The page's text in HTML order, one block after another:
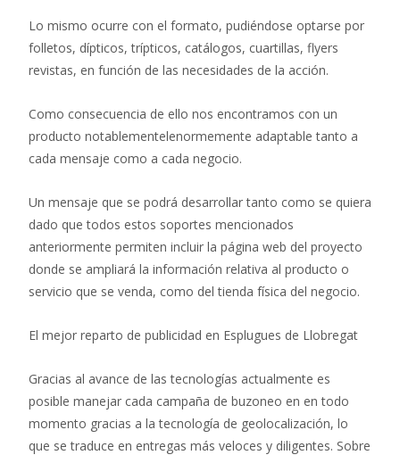
Lo mismo ocurre con el formato, pudiéndose optarse por
folletos, dípticos, trípticos, catálogos, cuartillas, flyers
revistas, en función de las necesidades de la acción.
Como consecuencia de ello nos encontramos con un
producto notablementelenormemente adaptable tanto a
cada mensaje como a cada negocio.
Un mensaje que se podrá desarrollar tanto como se quiera
dado que todos estos soportes mencionados
anteriormente permiten incluir la página web del proyecto
donde se ampliará la información relativa al producto o
servicio que se venda, como del tienda física del negocio.
El mejor reparto de publicidad en Esplugues de Llobregat
Gracias al avance de las tecnologías actualmente es
posible manejar cada campaña de buzoneo en en todo
momento gracias a la tecnología de geolocalización, lo
que se traduce en entregas más veloces y diligentes. Sobre